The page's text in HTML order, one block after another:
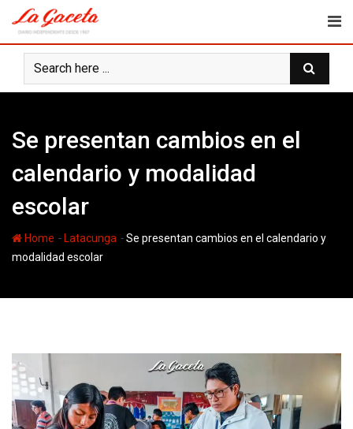
content
Se presentan cambios en el
calendario y modalidad
escolar
Home - Latacunga -Se presentan cambios en el calendario y
modalidad escolar